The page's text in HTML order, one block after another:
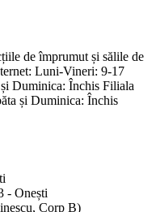
de împrumut și sălile de
Luni-Vineri: 9-17
Duminica: Închis Filiala
și Duminica: Închis
- Onești
Corp B)